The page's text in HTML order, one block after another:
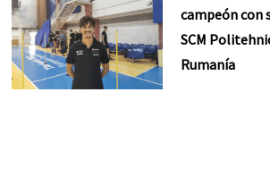
campeón con
SCM
Rumanía